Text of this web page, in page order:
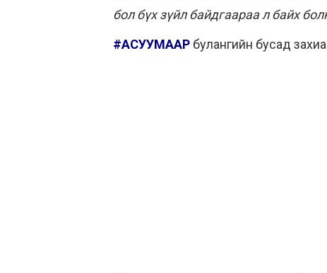
бол бүх зүйл байдгаараа л байх
#АСУУМААР булангийн бусад